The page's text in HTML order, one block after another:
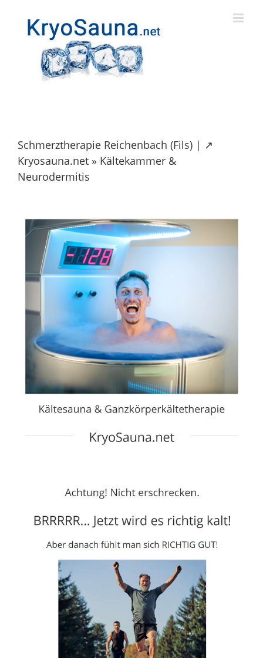
content
Schmerztherapie Reichenbach (Fils) | ↗️
Kryosauna.net » Kältekammer &
Neurodermitis